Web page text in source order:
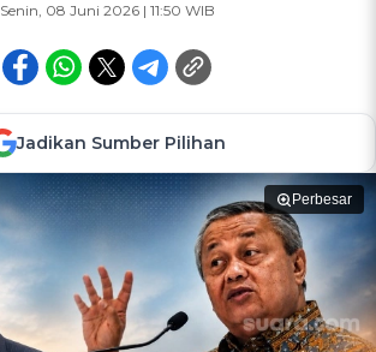
Senin, 08 Juni 2026 | 11:50 WIB
Jadikan Sumber Pilihan
Perbesar